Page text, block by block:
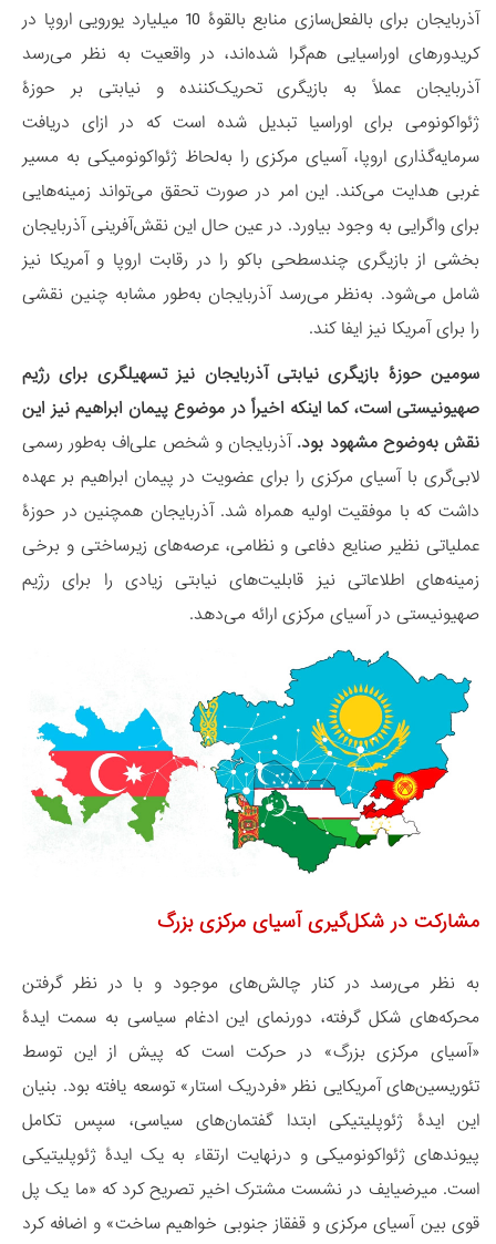
آذربایجان برای بالفعل‌سازی منابع بالقوۀ 10 میلیارد یورویی اروپا در
کریدورهای اوراسیایی هم‌گرا شده‌اند، در واقعیت به نظر می‌رسد
آذربایجان عملاً به بازیگری تحریک‌کننده و نیابتی بر حوزۀ
ژئواکونومی برای اوراسیا تبدیل شده است که در ازای دریافت
سرمایه‌گذاری اروپا، آسیای مرکزی را به‌لحاظ ژئواکونومیکی به مسیر
غربی هدایت می‌کند. این امر در صورت تحقق می‌تواند زمینه‌هایی
برای واگرایی به وجود بیاورد. در عین حال این نقش‌آفرینی آذربایجان
بخشی از بازیگری چندسطحی باکو را در رقابت اروپا و آمریکا نیز
شامل می‌شود. به‌نظر می‌رسد آذربایجان به‌طور مشابه چنین نقشی
را برای آمریکا نیز ایفا کند.
سومین حوزۀ بازیگری نیابتی آذربایجان نیز تسهیلگری برای رژیم
صهیونیستی است، کما اینکه اخیراً در موضوع پیمان ابراهیم نیز این
نقش به‌وضوح مشهود بود. آذربایجان و شخص علی‌اف به‌طور رسمی
لابی‌گری با آسیای مرکزی را برای عضویت در پیمان ابراهیم بر عهده
داشت که با موفقیت اولیه همراه شد. آذربایجان همچنین در حوزۀ
عملیاتی نظیر صنایع دفاعی و نظامی، عرصه‌های زیرساختی و برخی
زمینه‌های اطلاعاتی نیز قابلیت‌های نیابتی زیادی را برای رژیم
صهیونیستی در آسیای مرکزی ارائه می‌دهد.
مشارکت در شکل‌گیری آسیای مرکزی بزرگ
به نظر می‌رسد در کنار چالش‌های موجود و با در نظر گرفتن
محرکه‌های شکل گرفته، دورنمای این ادغام سیاسی به سمت ایدۀ
«آسیای مرکزی بزرگ» در حرکت است که پیش از این توسط
تئوریسین‌های آمریکایی نظر «فردریک استار» توسعه یافته بود. بنیان
این ایدۀ ژئوپلیتیکی ابتدا گفتمان‌های سیاسی، سپس تکامل
پیوندهای ژئواکونومیکی و درنهایت ارتقاء به یک ایدۀ ژئوپلیتیکی
است. میرضیایف در نشست مشترک اخیر تصریح کرد که «ما یک پل
قوی بین آسیای مرکزی و قفقاز جنوبی خواهیم ساخت» و اضافه کرد